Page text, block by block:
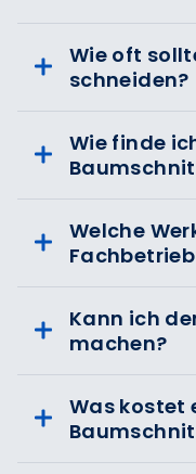
Wie oft
schneiden?
Wie finde
Welche
Kann ich
machen?
Was kostet